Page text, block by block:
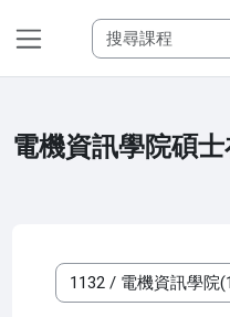
電機資訊學院碩
課程類別